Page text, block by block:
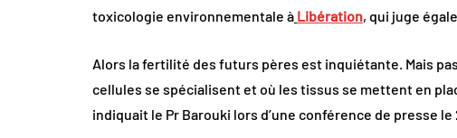
toxicologie environnementale à Libération, qui juge
Alors la fertilité des futurs pères est inquiétante. Mais
cellules se spécialisent et où les tissus se mettent en
indiquait le Pr Barouki lors d’une conférence de presse